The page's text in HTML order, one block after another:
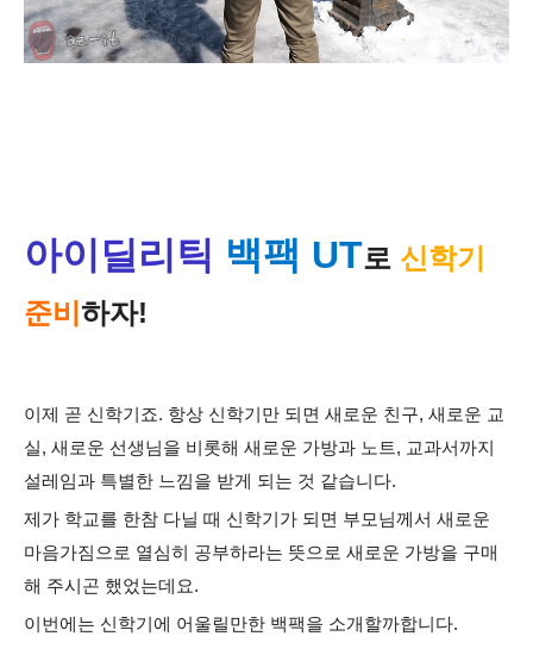
아이딜리틱 백팩 UT로 신학기
준비 하자!
이제 곧 신학기죠. 항상 신학기만 되면 새로운 친구, 새로운 교
실, 새로운 선생님을 비롯해 새로운 가방과 노트, 교과서까지
설레임과 특별한 느낌을 받게 되는 것 같습니다.
제가 학교를 한참 다닐 때 신학기가 되면 부모님께서 새로운
마음가짐으로 열심히 공부하라는 뜻으로 새로운 가방을 구매
해 주시곤 했었는데요.
이번에는 신학기에 어울릴만한 백팩을 소개할까합니다.